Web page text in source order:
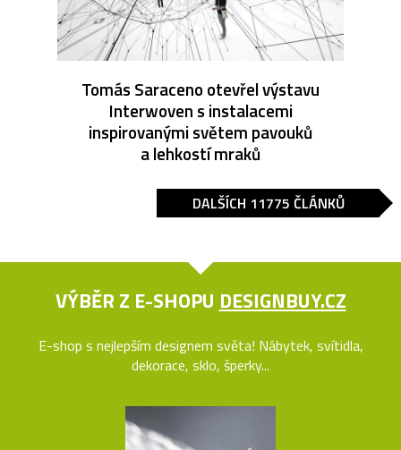
Tomás Saraceno otevřel výstavu
Interwoven s instalacemi
inspirovanými světem pavouků
a lehkostí mraků
DALŠÍCH 11775 ČLÁNKŮ
VÝBĚR Z E-SHOPU DESIGNBUY.CZ
E-shop s nejlepším designem světa! Nábytek, svítidla,
dekorace, sklo, šperky...